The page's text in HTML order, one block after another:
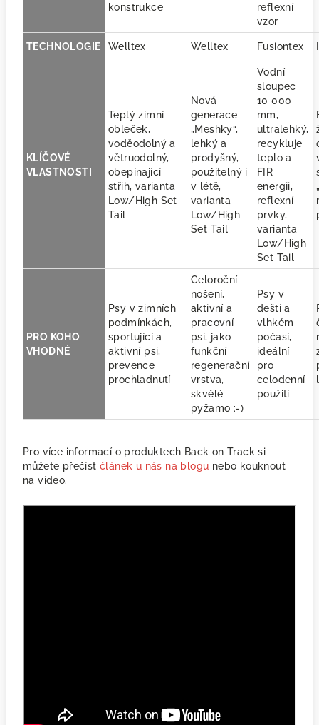
konstrukce
reflexní
vzor
TECHNOLOGIE Welltex Welltex Fusiontex
KLÍČOVÉ
VLASTNOSTI
Teplý zimní
obleček,
voděodolný a
větruodolný,
obepínající
střih, varianta
Low/High Set
Tail
Nová
generace
„Meshky“,
lehký a
prodyšný,
použitelný i
v létě,
varianta
Low/High
Set Tail
Vodní
sloupec
10 000
mm,
ultralehký,
recykluje
teplo a
FIR
energii,
reflexní
prvky,
varianta
Low/High
Set Tail
PRO KOHO
VHODNÉ
Psy v zimních
podmínkách,
sportující a
aktivní psi,
prevence
prochladnutí
Celoroční
nošení,
aktivní a
pracovní
psi, jako
funkční
regenerační
vrstva,
skvělé
pyžamo :-)
Psy v
dešti a
vlhkém
počasí,
ideální
pro
celodenní
použití
Pro více informací o produktech Back on Track si
můžete přečístčlánek u nás na blogu nebo kouknout
na video.